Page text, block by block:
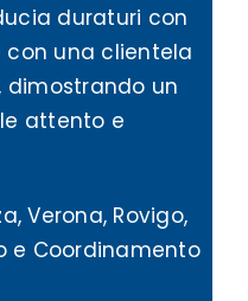
duraturi con
una clientela
dimostrando un
attento e
Verona, Rovigo,
e Coordinamento